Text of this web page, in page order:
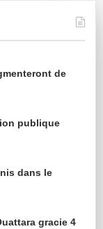
de
publique
dans le
gracie 4